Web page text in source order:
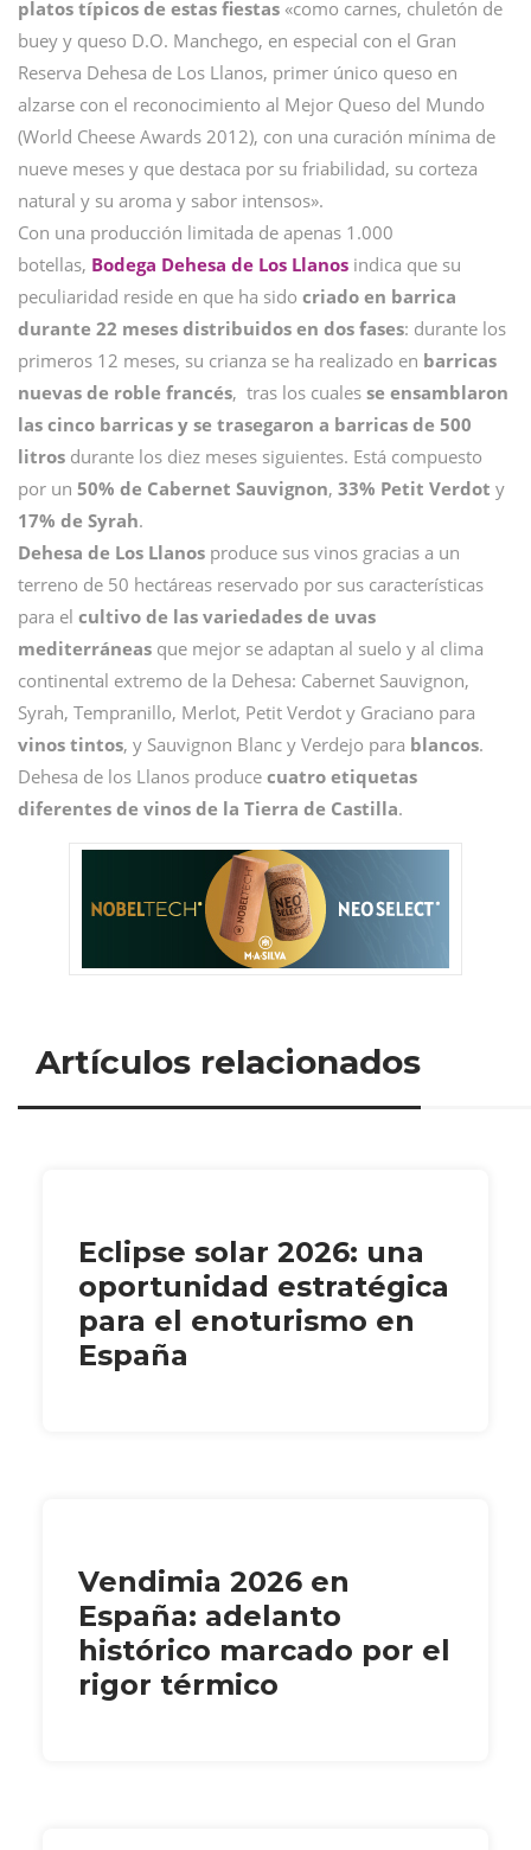
platos típicos de estas fiestas «como carnes, chuletón de
buey y queso D.O. Manchego, en especial con el Gran
Reserva Dehesa de Los Llanos, primer único queso en
alzarse con el reconocimiento al Mejor Queso del Mundo
(World Cheese Awards 2012), con una curación mínima de
nueve meses y que destaca por su friabilidad, su corteza
natural y su aroma y sabor intensos».
Con una producción limitada de apenas 1.000
botellas, Bodega Dehesa de Los Llanos indica que su
peculiaridad reside en que ha sido criado en barrica
durante 22 meses distribuidos en dos fases: durante los
primeros 12 meses, su crianza se ha realizado en barricas
nuevas de roble francés, tras los cuales se ensamblaron
las cinco barricas y se trasegaron a barricas de 500
litros durante los diez meses siguientes. Está compuesto
por un 50% de Cabernet Sauvignon, 33% Petit Verdot y
17% de Syrah.
Dehesa de Los Llanos produce sus vinos gracias a un
terreno de 50 hectáreas reservado por sus características
para el cultivo de las variedades de uvas
mediterráneas que mejor se adaptan al suelo y al clima
continental extremo de la Dehesa: Cabernet Sauvignon,
Syrah, Tempranillo, Merlot, Petit Verdot y Graciano para
vinos tintos, y Sauvignon Blanc y Verdejo para blancos.
Dehesa de los Llanos produce cuatro etiquetas
diferentes de vinos de la Tierra de Castilla.
Artículos relacionados
Eclipse solar 2026: una
oportunidad estratégica
para el enoturismo en
España
Vendimia 2026 en
España: adelanto
histórico marcado por el
rigor térmico